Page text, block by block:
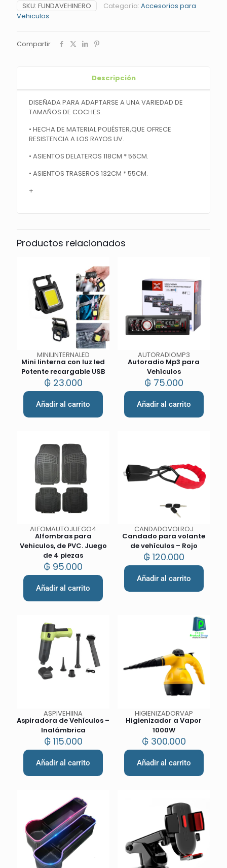
SKU: FUNDAVEHINERO Categoría: Accesorios para
Vehiculos
Compartir
Descripción
DISEÑADA PARA ADAPTARSE A UNA VARIEDAD DE
TAMAÑOS DE COCHES.
• HECHA DE MATERIAL POLIÉSTER,QUE OFRECE
RESISTENCIA A LOS RAYOS UV.
• ASIENTOS DELATEROS 118CM * 56CM.
• ASIENTOS TRASEROS 132CM * 55CM.
+
Productos relacionados
MINILINTERNALED
Mini linterna con luz led
Potente recargable USB
₲23.000
Añadir al carrito
AUTORADIOMP3
Autoradio Mp3 para
Vehículos
₲75.000
Añadir al carrito
ALFOMAUTOJUEGO4
Alfombras para
Vehiculos, de PVC. Juego
de 4 piezas
₲ 95.000
Añadir al carrito
CANDADOVOLROJ
Candado para volante
de vehículos – Rojo
₲120.000
Añadir al carrito
ASPIVEHIINA
Aspiradora de Vehículos –
Inalámbrica
₲115.000
Añadir al carrito
HIGIENIZADORVAP
Higienizador a Vapor
1000W
₲300.000
Añadir al carrito